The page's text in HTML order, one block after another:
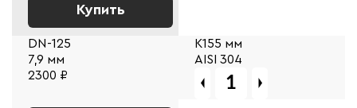
Купить
DN-125
К155 мм
7,9 мм
AISI 304
2300 ₽